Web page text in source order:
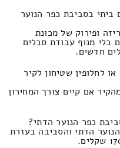
בסביבת כפר הנוער
ופירוק של מכונת
בלי מנוף עבודת סבלים
לחלופין שטיחון לקיר
אם קיים צורך המחירון
כפר הנוער הדתי?
הדתי והסביבה בעזרת